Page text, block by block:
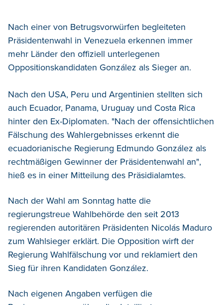
Nach einer von Betrugsvorwürfen begleiteten
Präsidentenwahl in Venezuela erkennen immer
mehr Länder den offiziell unterlegenen
Oppositionskandidaten González als Sieger an.
Nach den USA, Peru und Argentinien stellten sich
auch Ecuador, Panama, Uruguay und Costa Rica
hinter den Ex-Diplomaten. "Nach der offensichtlichen
Fälschung des Wahlergebnisses erkennt die
ecuadorianische Regierung Edmundo González als
rechtmäßigen Gewinner der Präsidentenwahl an",
hieß es in einer Mitteilung des Präsidialamtes.
Nach der Wahl am Sonntag hatte die
regierungstreue Wahlbehörde den seit 2013
regierenden autoritären Präsidenten Nicolás Maduro
zum Wahlsieger erklärt. Die Opposition wirft der
Regierung Wahlfälschung vor und reklamiert den
Sieg für ihren Kandidaten González.
Nach eigenen Angaben verfügen die